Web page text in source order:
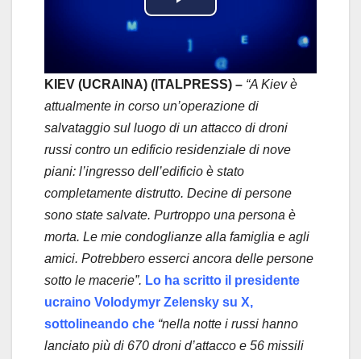
P
l
a
y
V
i
d
e
o
KIEV (UCRAINA) (ITALPRESS) – “A Kiev è
attualmente in corso un’operazione di
salvataggio sul luogo di un attacco di droni
russi contro un edificio residenziale di nove
piani: l’ingresso dell’edificio è stato
completamente distrutto. Decine di persone
sono state salvate. Purtroppo una persona è
morta. Le mie condoglianze alla famiglia e agli
amici. Potrebbero esserci ancora delle persone
sotto le macerie”. Lo ha scritto il presidente
ucraino Volodymyr Zelensky su X,
sottolineando che “nella notte i russi hanno
lanciato più di 670 droni d’attacco e 56 missili